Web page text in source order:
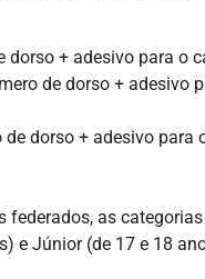
dorso + adesivo para o
de dorso + adesivo
dorso + adesivo
as
e Júnior (de 17 e 18